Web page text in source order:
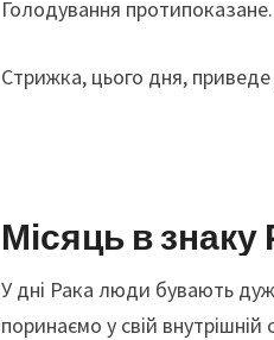
Голодування протипоказане.
Стрижка, цього дня,
Місяць в знаку
У дні Рака люди бувають
поринаємо у свій